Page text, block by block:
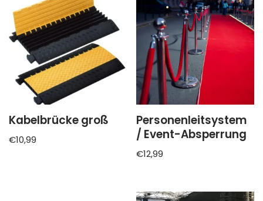
Kabelbrücke groß
€10,99
Personenleitsystem
/ Event-Absperrung
€12,99